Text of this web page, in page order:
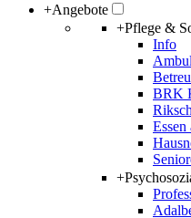
+Angebote
+Pflege &
Info
BRK
Essen
+